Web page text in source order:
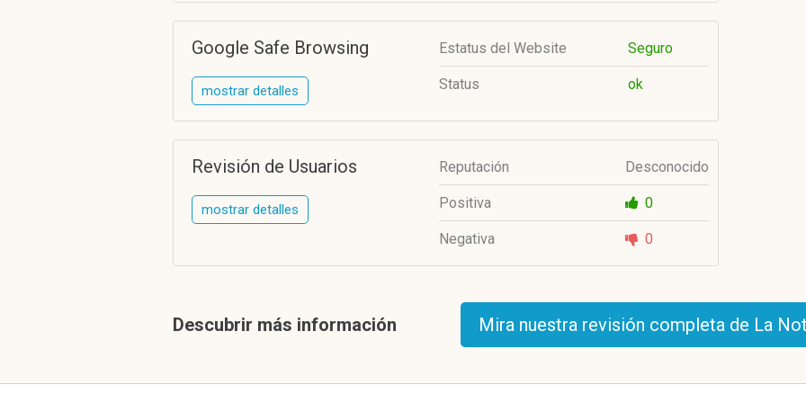
Google Safe Browsing
mostrar detalles
Estatus del Website Seguro
Status ok
Revisión de Usuarios
mostrar detalles
Reputación Desconocido
Positiva 0
Negativa 0
Descubrir más información Mira nuestra revisión completa de La